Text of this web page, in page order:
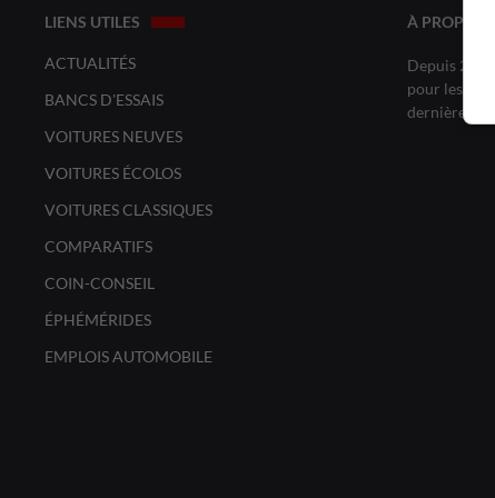
LIENS UTILES
ACTUALITÉS
BANCS D'ESSAIS
VOITURES NEUVES
VOITURES ÉCOLOS
VOITURES CLASSIQUES
COMPARATIFS
COIN-CONSEIL
ÉPHÉMÉRIDES
EMPLOIS AUTOMOBILE
À PROPOS
Depuis 20
pour les
dernières